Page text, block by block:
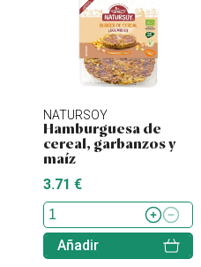
NATURSOY
Hamburguesa de
cereal, garbanzos y
maíz
3.71 €
Añadir